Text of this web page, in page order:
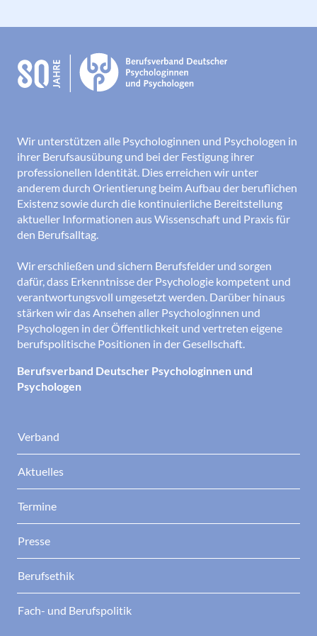
Wir unterstützen alle Psychologinnen und Psychologen in
ihrer Berufsausübung und bei der Festigung ihrer
professionellen Identität. Dies erreichen wir unter
anderem durch Orientierung beim Aufbau der beruflichen
Existenz sowie durch die kontinuierliche Bereitstellung
aktueller Informationen aus Wissenschaft und Praxis für
den Berufsalltag.
Wir erschließen und sichern Berufsfelder und sorgen
dafür, dass Erkenntnisse der Psychologie kompetent und
verantwortungsvoll umgesetzt werden. Darüber hinaus
stärken wir das Ansehen aller Psychologinnen und
Psychologen in der Öffentlichkeit und vertreten eigene
berufspolitische Positionen in der Gesellschaft.
Berufsverband Deutscher Psychologinnen und
Psychologen
Verband
Aktuelles
Termine
Presse
Berufsethik
Fach- und Berufspolitik